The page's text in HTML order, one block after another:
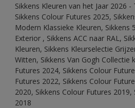
Sikkens Kleuren van het Jaar 2026
Sikkens Colour Futures 2025,
Modern Klassieke Kleuren, Sikkens
Exterior , Sikkens ACC naar RAL,
Kleuren, Sikkens Kleurselectie
Witten, Sikkens Van Gogh Collectie
Futures 2024, Sikkens Colour
Futures 2022, Sikkens Colour
2020, Sikkens Colour Futures
2018